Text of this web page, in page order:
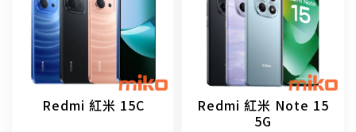
Redmi 紅米 15C
Redmi 紅米 Note 15
5G